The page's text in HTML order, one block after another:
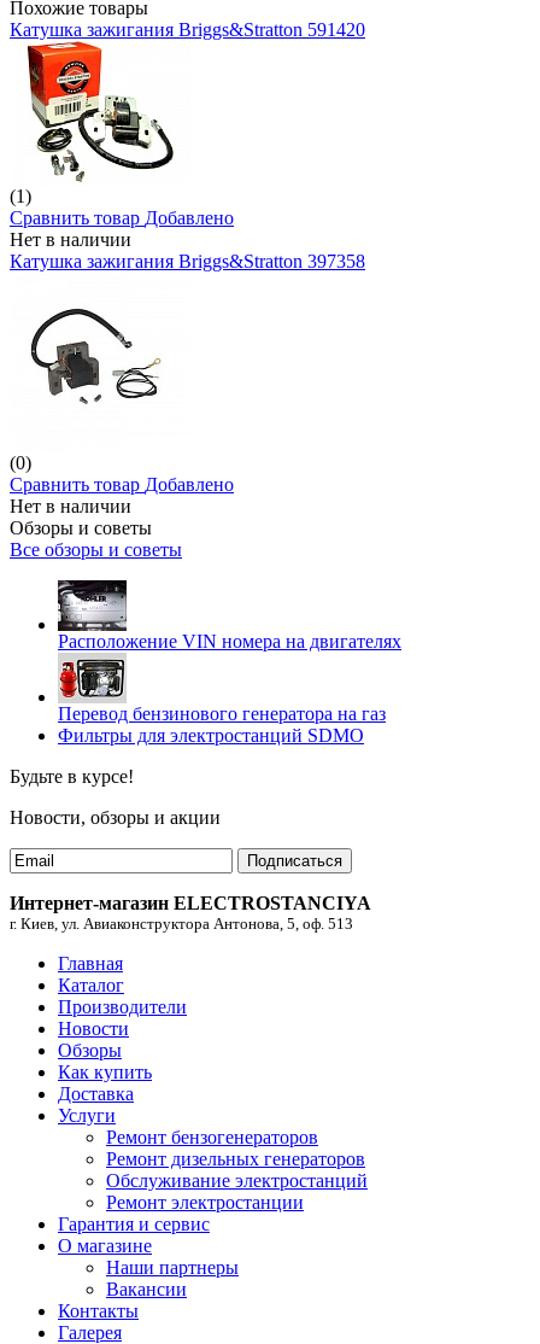
Похожие товары
Катушка зажигания Briggs&Stratton 591420
(1)
Сравнить товар Добавлено
Нет в наличии
Катушка зажигания Briggs&Stratton 397358
(0)
Сравнить товар Добавлено
Нет в наличии
Обзоры и советы
Все обзоры и советы
Расположение VIN номера на двигателях
Перевод бензинового генератора на газ
Фильтры для электростанций SDMO
Будьте в курсе!
Новости, обзоры и акции
Подписаться
Интернет-магазин ELECTROSTANCIYA
г. Киев, ул. Авиаконструктора Антонова, 5, оф. 513
Главная
Каталог
Производители
Новости
Обзоры
Как купить
Доставка
Услуги
Ремонт бензогенераторов
Ремонт дизельных генераторов
Обслуживание электростанций
Ремонт электростанции
Гарантия и сервис
О магазине
Наши партнеры
Вакансии
Контакты
Галерея